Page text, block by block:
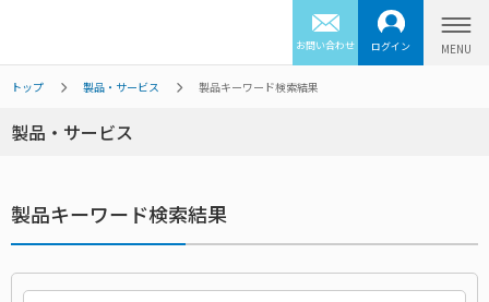
お問い合わせ ログイン
トップ 製品・サービス 製品キーワード検索結果
製品・サービス
製品キーワード検索結果